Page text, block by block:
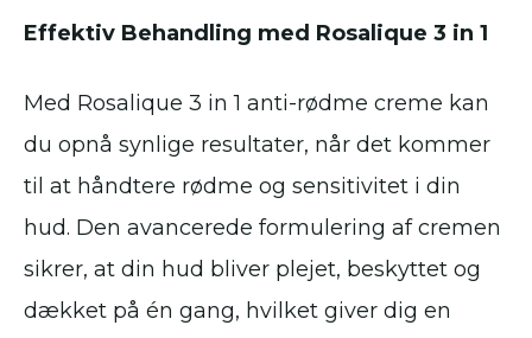
Effektiv Behandling med Rosalique 3 in 1
Med Rosalique 3 in 1 anti-rødme creme kan
du opnå synlige resultater, når det kommer
til at håndtere rødme og sensitivitet i din
hud. Den avancerede formulering af cremen
sikrer, at din hud bliver plejet, beskyttet og
dækket på én gang, hvilket giver dig en